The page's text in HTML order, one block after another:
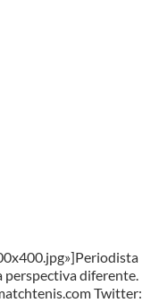
perspectiva diferente.
Twitter: